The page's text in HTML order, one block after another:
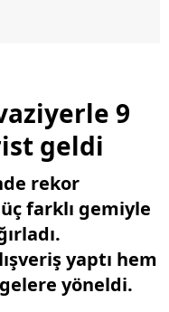
9
geldi
rekor
farklı gemiyle
yaptı hem
yöneldi.